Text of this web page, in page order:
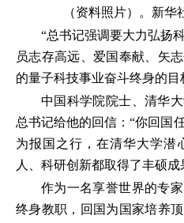
（资料照片）。新华
“总书记强调要大力弘扬
员志存高远、爱国奉献、矢
的量子科技事业奋斗终身的目
中国科学院院士、清华
总书记给他的回信：“你回国
为报国之行，在清华大学潜
人、科研创新都取得了丰硕
作为一名享誉世界的专
终身教职，回国为国家培养